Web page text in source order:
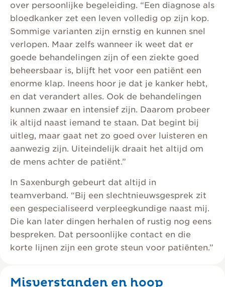
over persoonlijke begeleiding. “Een diagnose als
bloedkanker zet een leven volledig op zijn kop.
Sommige varianten zijn ernstig en kunnen snel
verlopen. Maar zelfs wanneer ik weet dat er
goede behandelingen zijn of een ziekte goed
beheersbaar is, blijft het voor een patiënt een
enorme klap. Ineens hoor je dat je kanker hebt,
en dat verandert alles. Ook de behandelingen
kunnen zwaar en intensief zijn. Daarom probeer
ik altijd naast iemand te staan. Dat begint bij
uitleg, maar gaat net zo goed over luisteren en
aanwezig zijn. Uiteindelijk draait het altijd om
de mens achter de patiënt.”
In Saxenburgh gebeurt dat altijd in
teamverband. “Bij een slechtnieuwsgesprek zit
een gespecialiseerd verpleegkundige naast mij.
Die kan later dingen herhalen of rustig nog eens
bespreken. Dat persoonlijke contact en die
korte lijnen zijn een grote steun voor patiënten.”
Misverstanden en hoop